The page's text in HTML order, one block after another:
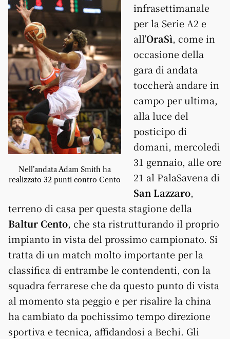
Nell’andata Adam Smith ha
realizzato 32 punti contro Cento
infrasettimanale
per la Serie A2 e
all’OraSì, come in
occasione della
gara di andata
toccherà andare in
campo per ultima,
alla luce del
posticipo di
domani, mercoledì
31 gennaio, alle ore
21 al PalaSavena di
San Lazzaro,
terreno di casa per questa stagione della
Baltur Cento, che sta ristrutturando il proprio
impianto in vista del prossimo campionato. Si
tratta di un match molto importante per la
classifica di entrambe le contendenti, con la
squadra ferrarese che da questo punto di vista
al momento sta peggio e per risalire la china
ha cambiato da pochissimo tempo direzione
sportiva e tecnica, affidandosi a Bechi. Gli